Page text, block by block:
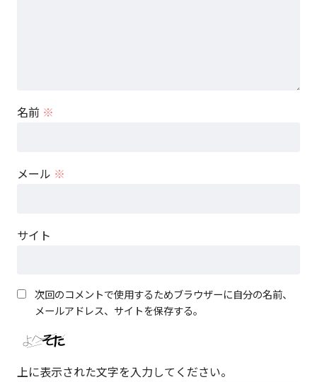
名前 ※
メール ※
サイト
次回のコメントで使用するためブラウザーに自分の名前、
メールアドレス、サイトを保存する。
上に表示された文字を入力してください。